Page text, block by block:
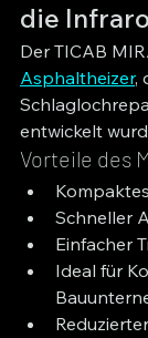
die
Der TICAB
Asphaltheizer,
entwickelt
Vorteile des
Schneller
Einfacher
Ideal für